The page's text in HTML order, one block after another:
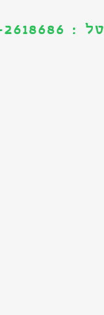
טל : 050-2618686
טל : 050-2618686